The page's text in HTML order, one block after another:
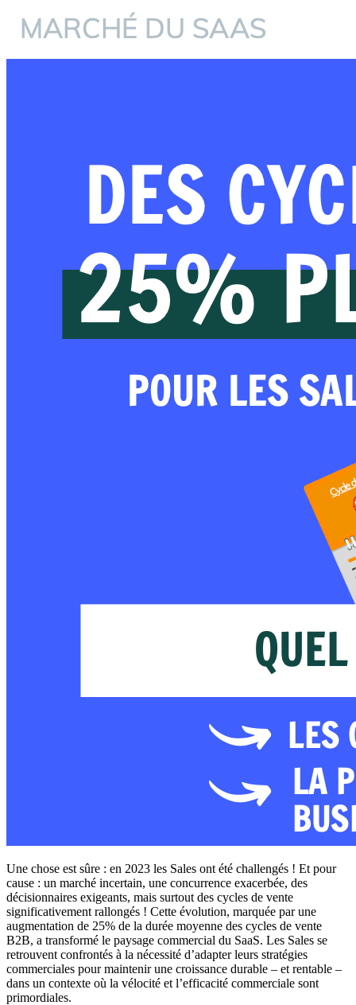
Une chose est sûre : en 2023 les Sales ont été challengés ! Et pour
cause : un marché incertain, une concurrence exacerbée, des
décisionnaires exigeants, mais surtout des cycles de vente
significativement rallongés ! Cette évolution, marquée par une
augmentation de 25% de la durée moyenne des cycles de vente
B2B, a transformé le paysage commercial du SaaS. Les Sales se
retrouvent confrontés à la nécessité d’adapter leurs stratégies
commerciales pour maintenir une croissance durable – et rentable –
dans un contexte où la vélocité et l’efficacité commerciale sont
primordiales.